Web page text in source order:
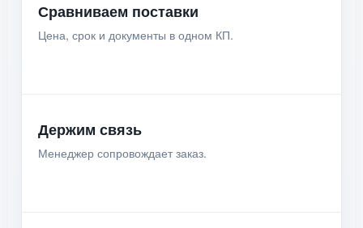
Сравниваем поставки
Цена, срок и документы в одном КП.
Держим связь
Менеджер сопровождает заказ.